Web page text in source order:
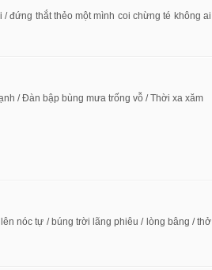
đứng thắt thẻo một mình coi chừng té không ai
/ Đàn bập bùng mưa trống vỗ / Thời xa xăm
nóc tự / búng trời lãng phiêu / lòng bâng / thở